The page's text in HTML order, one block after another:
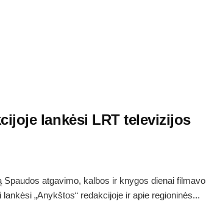
lankėsi LRT televizijos
atgavimo, kalbos ir knygos dienai filmavo
„Anykštos“ redakcijoje ir apie regioninės...